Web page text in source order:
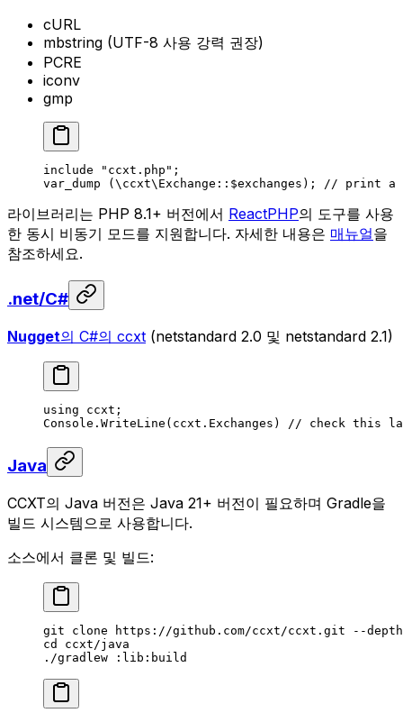
cURL
mbstring (UTF-8 사용 강력 권장)
PCRE
iconv
gmp
include "ccxt.php" ;
var_dump (\ccxt\Exchange :: $exchanges); // print a
라이브러리는 PHP 8.1+ 버전에서 ReactPHP의 도구를 사용
한 동시 비동기 모드를 지원합니다. 자세한 내용은 매뉴얼을
참조하세요.
.net/C#
Nugget의 C#의 ccxt (netstandard 2.0 및 netstandard 2.1)
using ccxt ;
Console. WriteLine (ccxt.Exchanges) // check this
Java
CCXT의 Java 버전은 Java 21+ 버전이 필요하며 Gradle을
빌드 시스템으로 사용합니다.
소스에서 클론 및 빌드:
git clone https://github.com/ccxt/ccxt.git --depth
cd
ccxt/java
./gradlew :lib:build